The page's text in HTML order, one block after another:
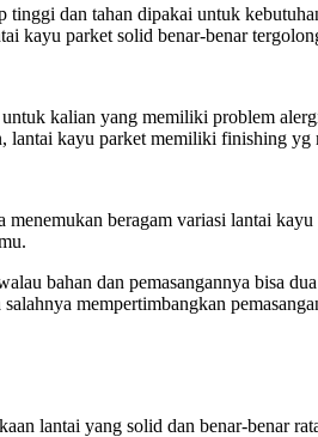
dan tahan dipakai untuk
kayu parket solid benar-benar
kalian yang memiliki problem
lantai kayu parket memiliki finishing yg
beragam variasi lantai
bahan dan pemasangannya bisa
mempertimbangkan
lantai yang solid dan benar-benar